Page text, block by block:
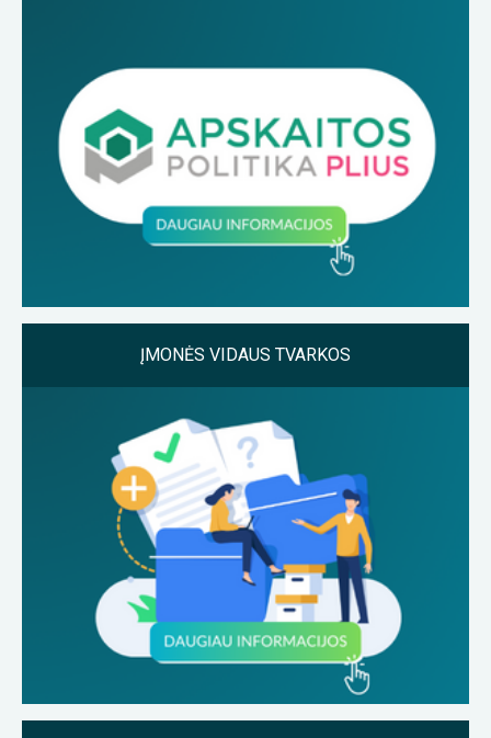
ĮMONĖS VIDAUS TVARKOS